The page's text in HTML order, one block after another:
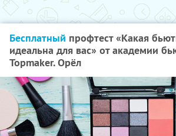
Бесплатный профтест «Какая
идеальна для вас» от академии
Topmaker. Орёл